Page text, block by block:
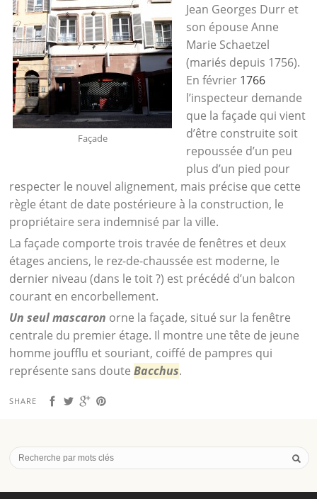
Façade
Jean Georges Durr et
son épouse Anne
Marie Schaetzel
(mariés depuis 1756).
En février 1766
l’inspecteur demande
que la façade qui vient
d’être construite soit
repoussée d’un peu
plus d’un pied pour
respecter le nouvel alignement, mais précise que cette
règle étant de date postérieure à la construction, le
propriétaire sera indemnisé par la ville.
La façade comporte trois travée de fenêtres et deux
étages anciens, le rez-de-chaussée est moderne, le
dernier niveau (dans le toit ?) est précédé d’un balcon
courant en encorbellement.
Un seul mascaron orne la façade, situé sur la fenêtre
centrale du premier étage. Il montre une tête de jeune
homme joufflu et souriant, coiffé de pampres qui
représente sans douteBacchus.
SHARE